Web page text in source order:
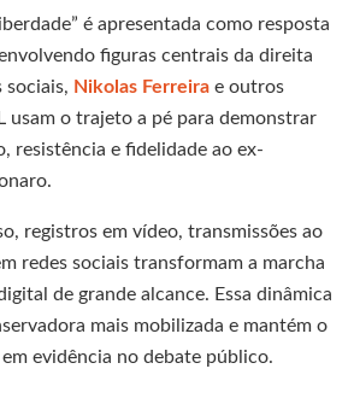
é apresentada como resposta
figuras centrais da direita
sociais, Nikolas Ferreira e outros
usam o trajeto a pé para demonstrar
resistência e fidelidade ao ex-
registros em vídeo, transmissões ao
redes sociais transformam a marcha
de grande alcance. Essa dinâmica
mais mobilizada e mantém o
evidência no debate público.